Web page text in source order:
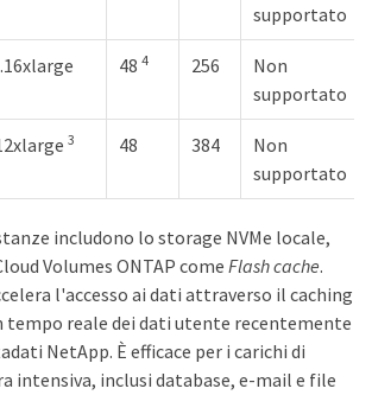
supportato
48 4 256
Non
supportato
3 48 384
Non
supportato
includono lo storage NVMe locale,
Volumes ONTAP come Flash cache.
l'accesso ai dati attraverso il caching
reale dei dati utente recentemente
NetApp. È efficace per i carichi di
intensiva, inclusi database, e-mail e file